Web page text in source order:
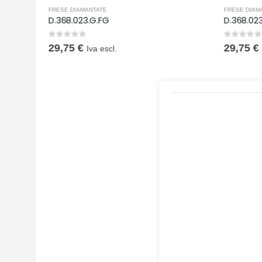
FRESE DIAMANTATE
D.368.023.G.FG
0Su 5
29,75 € Iva escl.
FRESE
0Su 5
29,75 €